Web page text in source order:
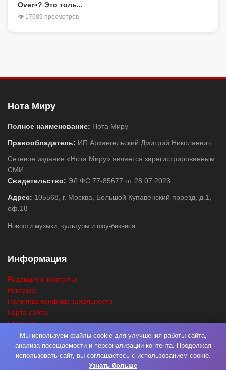
Over»? Это толь...
👁 17689 просмотров
Нота Миру
Полное наименование: Нота Миру
Правообладатель: ИП Архангельский Дмитрий Николаевич
Сетевое издание «Нота Миру» является зарегистрированным
СМИ
Свидетельство: ЭЛ ФС 77-85677 от 28.07.2023
Адрес: 105568, г. Москва, Большой Купавенский проезд, д.1,
оф.18
Новости музыки, культуры и шоу-бизнеса
Информация
Редакция и контакты
Реклама
Политика конфиденциальности
Карта сайта
Главная
ПоискМы используем файлы cookie для улучшения работы сайта,
анализа посещаемости и персонализации контента. Продолжая
использовать сайт, вы соглашаетесь с использованием cookie.
Узнать больше